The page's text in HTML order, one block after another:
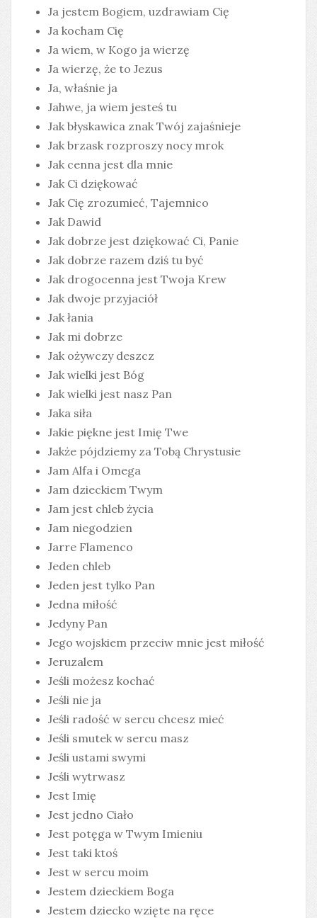
Ja jestem Bogiem, uzdrawiam Cię
Ja kocham Cię
Ja wiem, w Kogo ja wierzę
Ja wierzę, że to Jezus
Ja, właśnie ja
Jahwe, ja wiem jesteś tu
Jak błyskawica znak Twój zajaśnieje
Jak brzask rozproszy nocy mrok
Jak cenna jest dla mnie
Jak Ci dziękować
Jak Cię zrozumieć, Tajemnico
Jak Dawid
Jak dobrze jest dziękować Ci, Panie
Jak dobrze razem dziś tu być
Jak drogocenna jest Twoja Krew
Jak dwoje przyjaciół
Jak łania
Jak mi dobrze
Jak ożywczy deszcz
Jak wielki jest Bóg
Jak wielki jest nasz Pan
Jaka siła
Jakie piękne jest Imię Twe
Jakże pójdziemy za Tobą Chrystusie
Jam Alfa i Omega
Jam dzieckiem Twym
Jam jest chleb życia
Jam niegodzien
Jarre Flamenco
Jeden chleb
Jeden jest tylko Pan
Jedna miłość
Jedyny Pan
Jego wojskiem przeciw mnie jest miłość
Jeruzalem
Jeśli możesz kochać
Jeśli nie ja
Jeśli radość w sercu chcesz mieć
Jeśli smutek w sercu masz
Jeśli ustami swymi
Jeśli wytrwasz
Jest Imię
Jest jedno Ciało
Jest potęga w Twym Imieniu
Jest taki ktoś
Jest w sercu moim
Jestem dzieckiem Boga
Jestem dziecko wzięte na ręce